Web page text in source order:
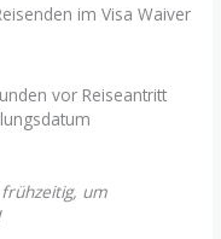
im Visa Waiver
vor Reiseantritt
um